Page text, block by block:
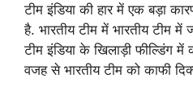
टीम इंडिया की हार में एक बड़ा
है. भारतीय टीम में भारतीय टीम में
टीम इंडिया के खिलाड़ी फील्डिंग
वजह से भारतीय टीम को काफी